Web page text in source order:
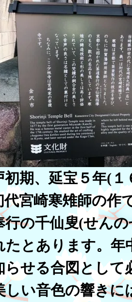
初期、延宝５年(
代宮崎寒雉師の作
行の千仙叟(せん
たとあります。年
らせる合図として
しい音色の響きに